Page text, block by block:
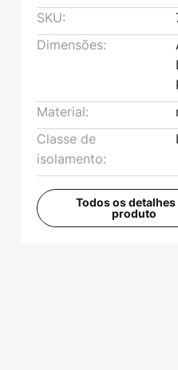
SKU:
Dimensões:
Material:
Classe de
isolamento:
Todos os detalhes
produto